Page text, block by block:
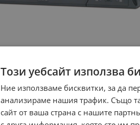
Този уебсайт използва
Ние използваме бисквитки, за да
анализираме нашия трафик. Също
сайт от ваша страна с нашите